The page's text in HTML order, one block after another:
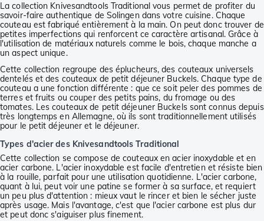
La collection Knivesandtools Traditional vous permet de profiter du
savoir-faire authentique de Solingen dans votre cuisine. Chaque
couteau est fabriqué entièrement à la main. On peut donc trouver de
petites imperfections qui renforcent ce caractère artisanal. Grâce à
l'utilisation de matériaux naturels comme le bois, chaque manche a
un aspect unique.
Cette collection regroupe des éplucheurs, des couteaux universels
dentelés et des couteaux de petit déjeuner Buckels. Chaque type de
couteau a une fonction différente : que ce soit peler des pommes de
terres et fruits ou couper des petits pains, du fromage ou des
tomates. Les couteaux de petit déjeuner Buckels sont connus depuis
très longtemps en Allemagne, où ils sont traditionnellement utilisés
pour le petit déjeuner et le déjeuner.
Types d'acier des Knivesandtools Traditional
Cette collection se compose de couteaux en acier inoxydable et en
acier carbone. L'acier inoxydable est facile d'entretien et résiste bien
à la rouille, parfait pour une utilisation quotidienne. L'acier carbone,
quant à lui, peut voir une patine se former à sa surface, et requiert
un peu plus d'attention : mieux vaut le rincer et bien le sécher juste
après usage. Mais l'avantage, c'est que l'acier carbone est plus dur
et peut donc s'aiguiser plus finement.